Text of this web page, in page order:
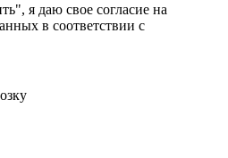
я даю свое согласие на
в соответствии с